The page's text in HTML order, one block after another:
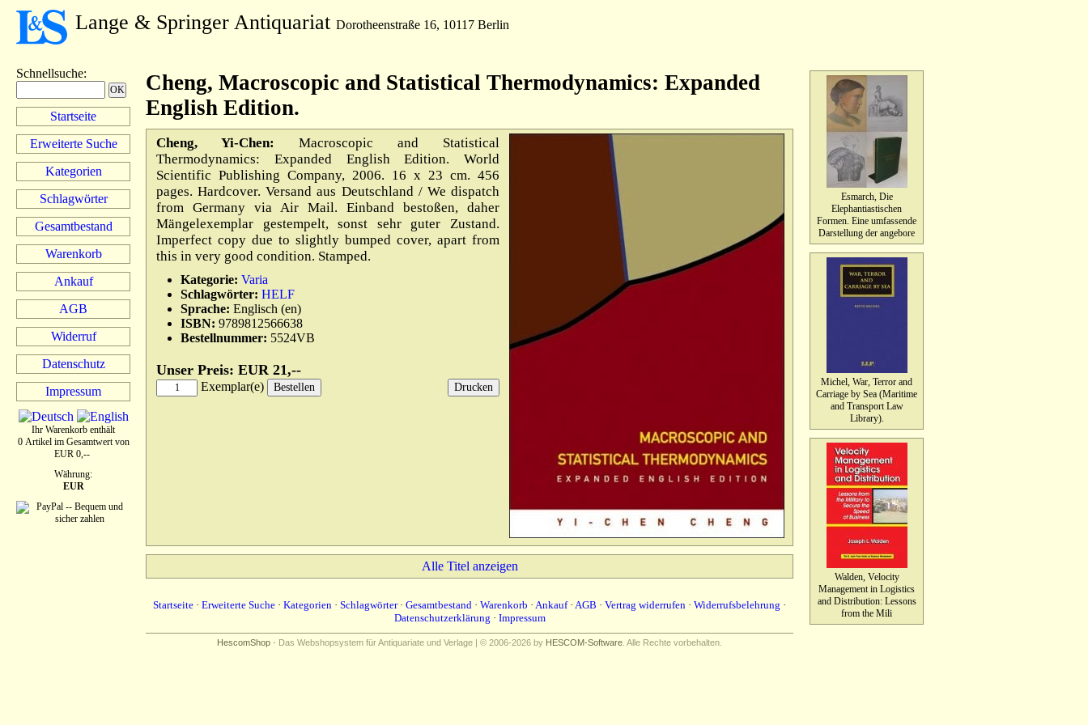
Lange & Springer Antiquariat Dorotheenstraße 16, 10117 Berlin
Schnellsuche:
Startseite
Erweiterte Suche
Kategorien
Schlagwörter
Gesamtbestand
Warenkorb
Ankauf
AGB
Widerruf
Datenschutz
Impressum
Ihr Warenkorb enthält
0 Artikel im Gesamtwert von
EUR 0,--
Währung:
EUR
Esmarch, Die
Elephantiastischen
Formen. Eine umfassende
Darstellung der angebore
Michel, War, Terror and
Carriage by Sea (Maritime
and Transport Law
Library).
Walden, Velocity
Management in Logistics
and Distribution: Lessons
from the Mili
Cheng, Macroscopic and Statistical Thermodynamics: Expanded
English Edition.
Cheng, Yi-Chen:
Macroscopic and Statistical
Thermodynamics: Expanded English Edition. World
Scientific Publishing Company, 2006. 16 x 23 cm. 456
pages. Hardcover. Versand aus Deutschland / We dispatch
from Germany via Air Mail. Einband bestoßen, daher
Mängelexemplar gestempelt, sonst sehr guter Zustand.
Imperfect copy due to slightly bumped cover, apart from
this in very good condition. Stamped.
Kategorie: Varia
Schlagwörter: HELF
Sprache: Englisch (en)
ISBN: 9789812566638
Bestellnummer: 5524VB
Unser Preis: EUR 21,--
Exemplar(e)
Alle Titel anzeigen
Startseite · Erweiterte Suche · Kategorien · Schlagwörter· Gesamtbestand · Warenkorb · Ankauf· AGB · Vertrag widerrufen · Widerrufsbelehrung ·
Datenschutzerklärung · Impressum
HescomShop - Das Webshopsystem für Antiquariate und Verlage | © 2006-2026 by HESCOM-Software . Alle Rechte vorbehalten.